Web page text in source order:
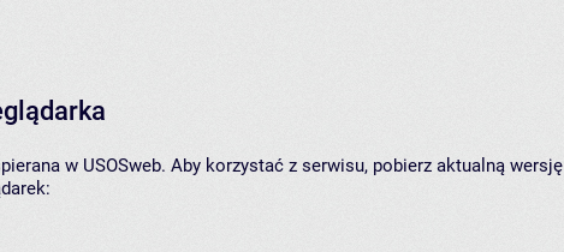
w USOSweb. Aby korzystać z serwisu, pobierz aktualną wersję